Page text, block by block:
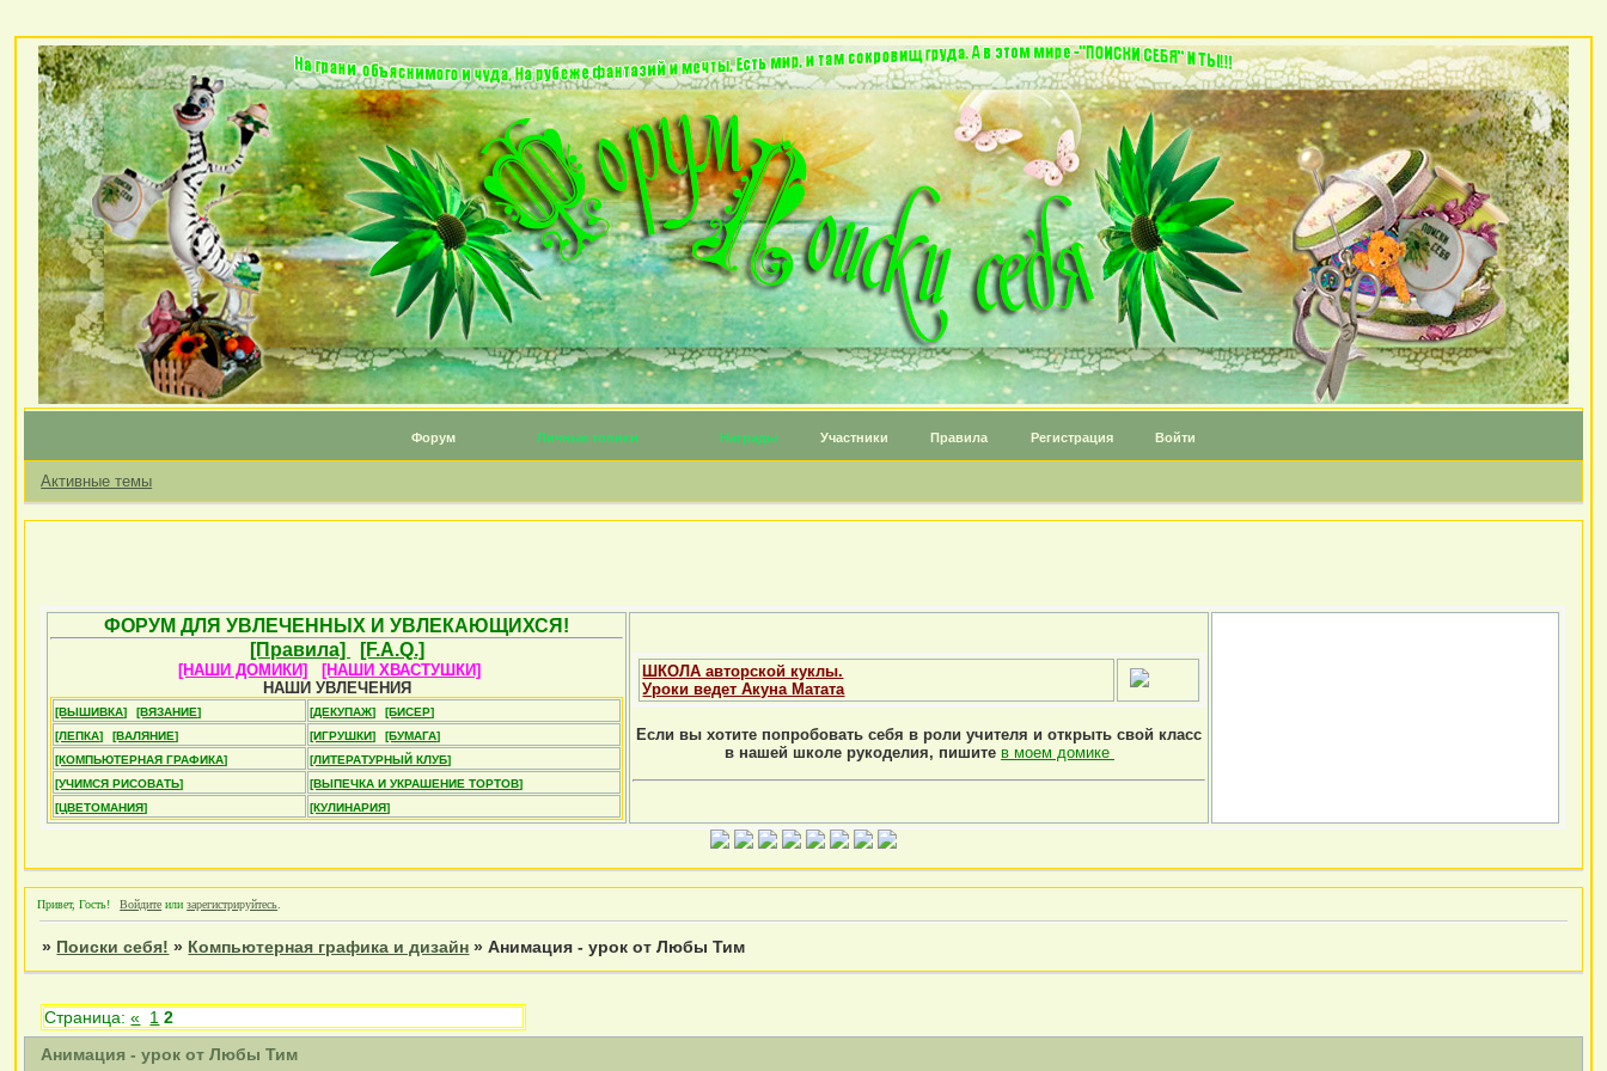
Форум Личные топики Награды Участники Правила Регистрация Войти
Активные темы
ФОРУМ ДЛЯ УВЛЕЧЕННЫХ И УВЛЕКАЮЩИХСЯ!
[Правила]
[F.A.Q.]
[НАШИ ДОМИКИ]
[НАШИ ХВАСТУШКИ]
НАШИ УВЛЕЧЕНИЯ
[ВЫШИВКА] [ВЯЗАНИЕ] [ДЕКУПАЖ]
[БИСЕР]
[ЛЕПКА]
[ВАЛЯНИЕ] [ИГРУШКИ]
[БУМАГА]
[КОМПЬЮТЕРНАЯ ГРАФИКА]
[ЛИТЕРАТУРНЫЙ КЛУБ]
[УЧИМСЯ РИСОВАТЬ]
[ВЫПЕЧКА И УКРАШЕНИЕ ТОРТОВ]
[ЦВЕТОМАНИЯ]
[КУЛИНАРИЯ]
ШКОЛА авторской куклы.
Уроки ведет Акуна Матата
Если вы хотите попробовать себя в роли учителя и открыть свой класс
в нашей школе рукоделия, пишите в моем домике
Привет, Гость! Войдите илизарегистрируйтесь
» Поиски себя! » Компьютерная графика и дизайн »Анимация - урок от Любы Тим
Анимация - урок от Любы Тим
Страница:« 1 2